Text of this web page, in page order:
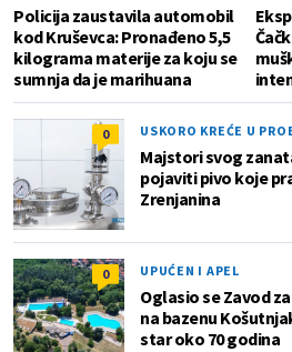
Policija zaustavila automobil
kod Kruševca: Pronađeno 5,5
kilograma materije za koju se
sumnja da je marihuana
0 USKORO KREĆE U
Majstori svog
pojaviti pivo koje
Zrenjanina
0 UPUĆEN I APEL
Oglasio se Zavod
na bazenu
star oko 70 godina